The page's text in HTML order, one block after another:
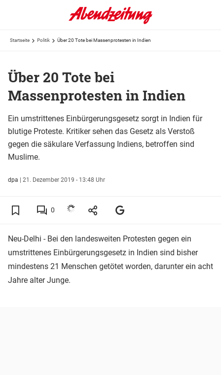
Startseite Politik Über 20 Tote bei Massenprotesten in Indien
Über 20 Tote bei
Massenprotesten in Indien
Ein umstrittenes Einbürgerungsgesetz sorgt in Indien für
blutige Proteste. Kritiker sehen das Gesetz als Verstoß
gegen die säkulare Verfassung Indiens, betroffen sind
Muslime.
dpa | 21. Dezember 2019 - 13:48 Uhr
0
Neu-Delhi - Bei den landesweiten Protesten gegen ein
umstrittenes Einbürgerungsgesetz in Indien sind bisher
mindestens 21 Menschen getötet worden, darunter ein acht
Jahre alter Junge.